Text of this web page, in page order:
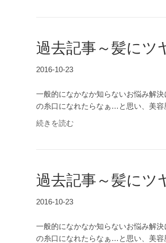
過去記事～髪にツ
2016-10-23
一般的になかなか知らないお悩み解
の糸口になれたらなぁ…と思い、美
続きを読む
過去記事～髪に
2016-10-23
一般的になかなか知らないお悩み解
の糸口になれたらなぁ…と思い、美